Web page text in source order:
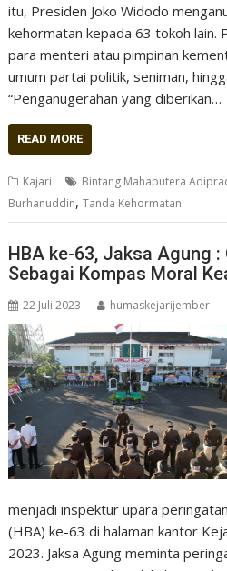
itu, Presiden Joko Widodo
kehormatan kepada 63 tokoh lain.
para menteri atau pimpinan
umum partai politik, seniman,
“Penganugerahan yang diberikan…
READ MORE
Kajari Bintang Mahaputera
Burhanuddin,Tanda Kehormatan
HBA ke-63, Jaksa Agung
Sebagai Kompas Moral
22 Juli 2023 humaskejarijember
menjadi inspektur upara
(HBA) ke-63 di halaman kantor
2023. Jaksa Agung meminta